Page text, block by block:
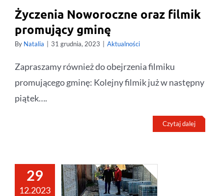
Życzenia Noworoczne oraz filmik
promujący gminę
By Natalia 31 grudnia, 2023 Aktualności
Zapraszamy również do obejrzenia filmiku
promującego gminę: Kolejny filmik już w następny
piątek….
Czytaj dalej
29
12.2023